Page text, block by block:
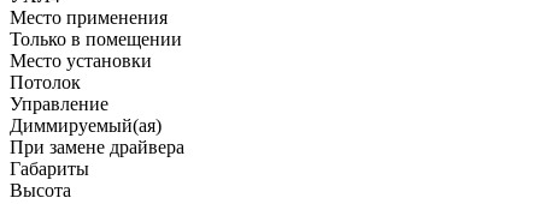
Место применения
Только в помещении
Место установки
Потолок
Управление
Диммируемый(ая)
При замене драйвера
Габариты
Высота